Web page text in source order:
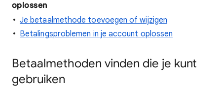
oplossen
Je betaalmethode toevoegen of wijzigen
Betalingsproblemen in je account oplossen
Betaalmethoden vinden die je kunt
gebruiken